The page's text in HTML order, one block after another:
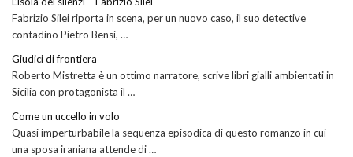
Fabrizio Silei riporta in scena, per un nuovo caso, il suo detective
contadino Pietro Bensi, …
Giudici di frontiera
Roberto Mistretta è un ottimo narratore, scrive libri gialli ambientati in
Sicilia con protagonista il …
Come un uccello in volo
Quasi imperturbabile la sequenza episodica di questo romanzo in cui
una sposa iraniana attende di …